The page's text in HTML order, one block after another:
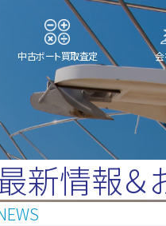
中古ボート買取査定
新情報＆